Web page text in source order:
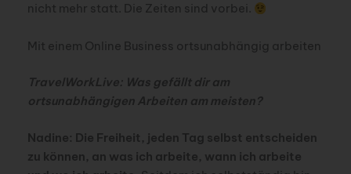
nicht mehr statt. Die Zeiten sind vorbei.
Mit einem Online Business ortsunabhängig arbeiten
TravelWorkLive: Was gefällt dir am
ortsunabhängigen Arbeiten am meisten?
Nadine: Die Freiheit, jeden Tag selbst entscheiden
zu können, an was ich arbeite, wann ich arbeite